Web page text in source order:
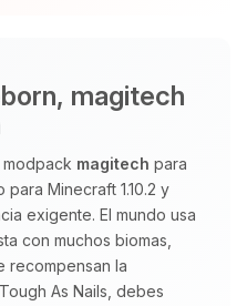
magitech
magitech para
Minecraft 1.10.2 y
exigente. El mundo usa
con muchos biomas,
recompensan la
As Nails, debes
para ayudarte.